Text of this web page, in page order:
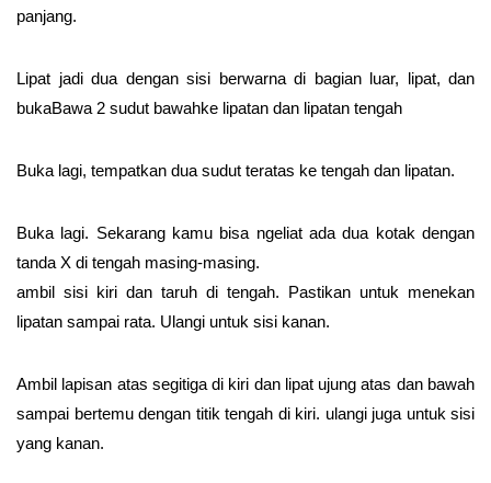
panjang.
Lipat jadi dua dengan sisi berwarna di bagian luar, lipat, dan
bukaBawa 2 sudut bawahke lipatan dan lipatan tengah
Buka lagi, tempatkan dua sudut teratas ke tengah dan lipatan.
Buka lagi. Sekarang kamu bisa ngeliat ada dua kotak dengan
tanda X di tengah masing-masing.
ambil sisi kiri dan taruh di tengah. Pastikan untuk menekan
lipatan sampai rata. Ulangi untuk sisi kanan.
Ambil lapisan atas segitiga di kiri dan lipat ujung atas dan bawah
sampai bertemu dengan titik tengah di kiri. ulangi juga untuk sisi
yang kanan.